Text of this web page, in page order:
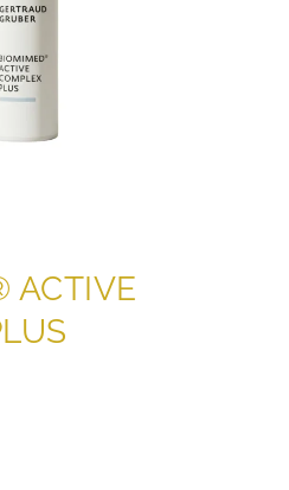
ACTIVE